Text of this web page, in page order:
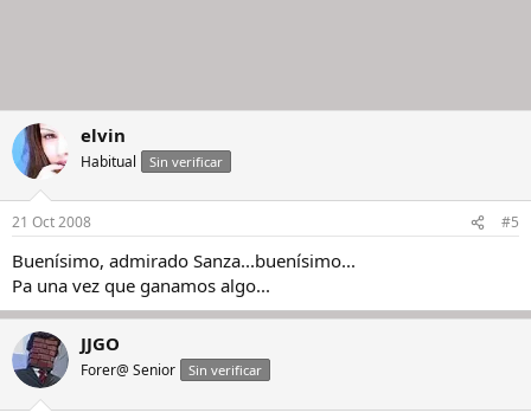
elvin
Habitual Sin verificar
21 Oct 2008 #5
Buenísimo, admirado Sanza...buenísimo...
Pa una vez que ganamos algo...
JJGO
Forer@ Senior Sin verificar